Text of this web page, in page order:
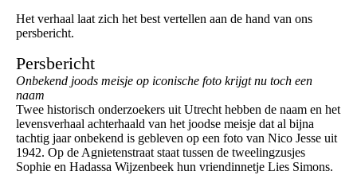
Het verhaal laat zich het best vertellen aan de hand van ons
persbericht.
Persbericht
Onbekend joods meisje op iconische foto krijgt nu toch een
naam
Twee historisch onderzoekers uit Utrecht hebben de naam en het
levensverhaal achterhaald van het joodse meisje dat al bijna
tachtig jaar onbekend is gebleven op een foto van Nico Jesse uit
1942. Op de Agnietenstraat staat tussen de tweelingzusjes
Sophie en Hadassa Wijzenbeek hun vriendinnetje Lies Simons.